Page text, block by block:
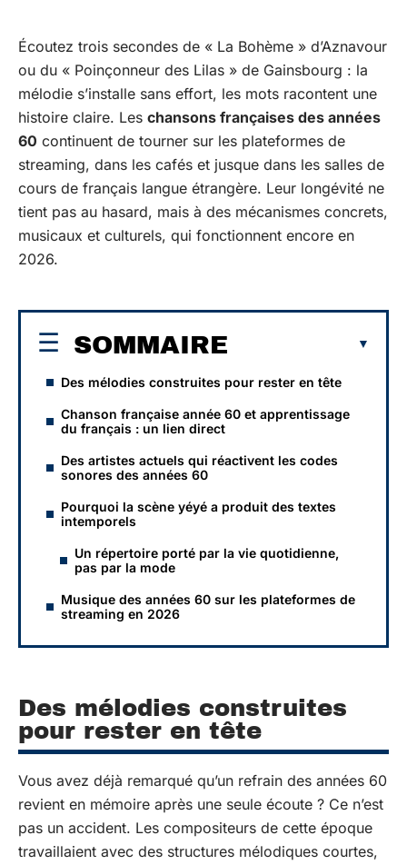
Écoutez trois secondes de « La Bohème » d’Aznavour
ou du « Poinçonneur des Lilas » de Gainsbourg : la
mélodie s’installe sans effort, les mots racontent une
histoire claire. Les chansons françaises des années
60 continuent de tourner sur les plateformes de
streaming, dans les cafés et jusque dans les salles de
cours de français langue étrangère. Leur longévité ne
tient pas au hasard, mais à des mécanismes concrets,
musicaux et culturels, qui fonctionnent encore en
2026.
SOMMAIRE
Des mélodies construites pour rester en tête
Chanson française année 60 et apprentissage
du français : un lien direct
Des artistes actuels qui réactivent les codes
sonores des années 60
Pourquoi la scène yéyé a produit des textes
intemporels
Un répertoire porté par la vie quotidienne,
pas par la mode
Musique des années 60 sur les plateformes de
streaming en 2026
Des mélodies construites
pour rester en tête
Vous avez déjà remarqué qu’un refrain des années 60
revient en mémoire après une seule écoute ? Ce n’est
pas un accident. Les compositeurs de cette époque
travaillaient avec des structures mélodiques courtes,